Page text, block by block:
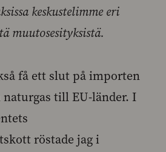
keskustelimme eri
muutosesityksistä.
få ett slut på importen
till EU-länder. I
röstade jag i